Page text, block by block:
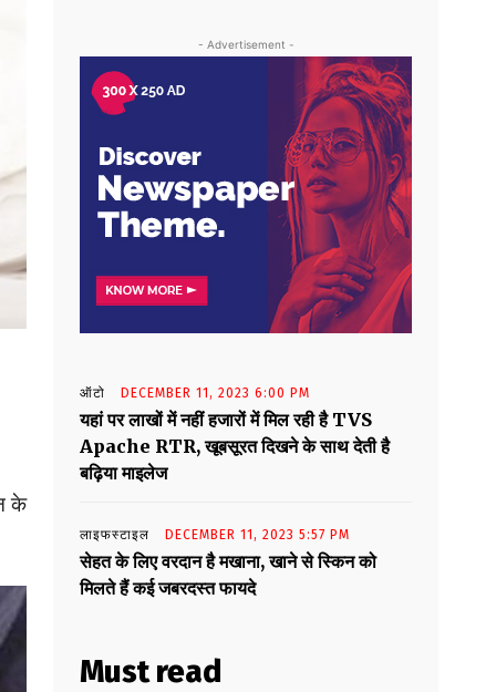
के
- Advertisement -
ऑटो DECEMBER 11, 2023 6:00 PM
यहां पर लाखों में नहीं हजारों में मिल रही है TVS
Apache RTR, खूबसूरत दिखने के साथ देती है
बढ़िया माइलेज
लाइफस्टाइल DECEMBER 11, 2023 5:57 PM
सेहत के लिए वरदान है मखाना, खाने से स्किन को
मिलते हैं कई जबरदस्त फायदे
Must read